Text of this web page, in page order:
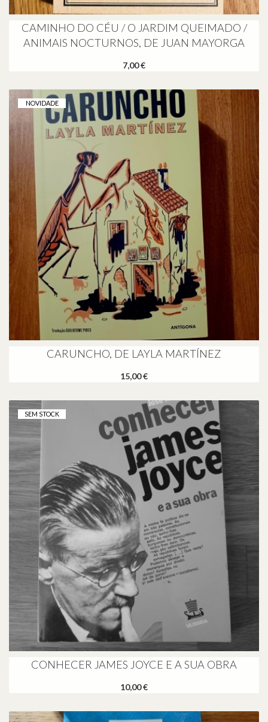
CAMINHO DO CÉU / O JARDIM QUEIMADO /
ANIMAIS NOCTURNOS, DE JUAN MAYORGA
7,00 €
NOVIDADE
CARUNCHO, DE LAYLA MARTÍNEZ
15,00 €
SEM STOCK
CONHECER JAMES JOYCE E A SUA OBRA
10,00 €